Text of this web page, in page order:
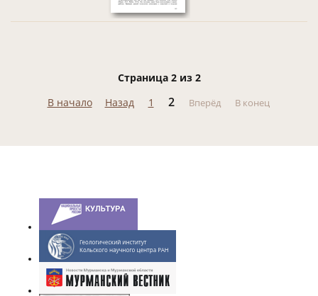
Страница 2 из 2
В начало
Назад 1 2 Вперёд В конец